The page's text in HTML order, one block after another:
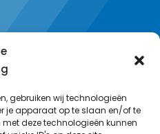
gebruiken wij technologieën
je apparaat op te slaan en/of te
deze technologieën kunnen